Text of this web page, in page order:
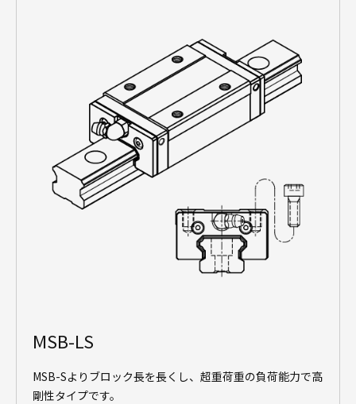
MSB-LS
MSB-Sよりブロック長を長くし、超重荷重の負荷能力で高
剛性タイプです。